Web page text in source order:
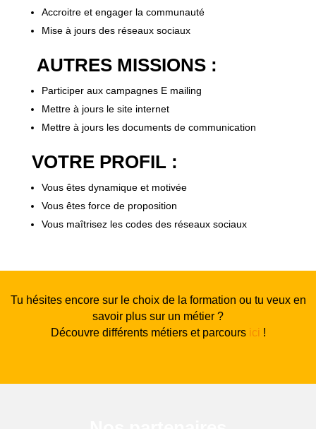
Accroitre et engager la communauté
Mise à jours des réseaux sociaux
AUTRES MISSIONS :
Participer aux campagnes E mailing
Mettre à jours le site internet
Mettre à jours les documents de communication
VOTRE PROFIL :
Vous êtes dynamique et motivée
Vous êtes force de proposition
Vous maîtrisez les codes des réseaux sociaux
Tu hésites encore sur le choix de la formation ou tu veux en
savoir plus sur un métier ?
Découvre différents métiers et parcours ici !